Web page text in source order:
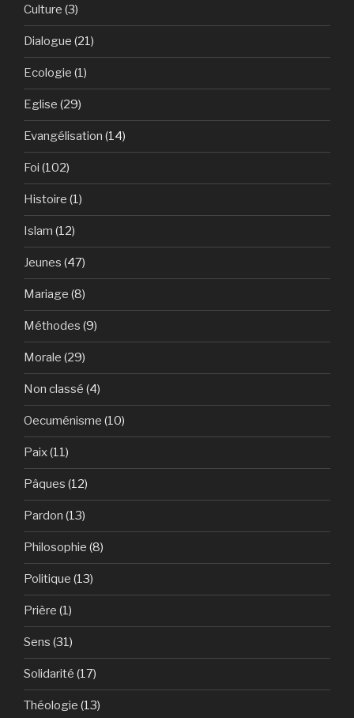
Culture (3)
Dialogue (21)
Ecologie (1)
Eglise (29)
Evangélisation (14)
Foi (102)
Histoire (1)
Islam (12)
Jeunes (47)
Mariage (8)
Méthodes (9)
Morale (29)
Non classé (4)
Oecuménisme (10)
Paix(11)
Pâques (12)
Pardon (13)
Philosophie (8)
Politique (13)
Prière (1)
Sens (31)
Solidarité (17)
Théologie (13)